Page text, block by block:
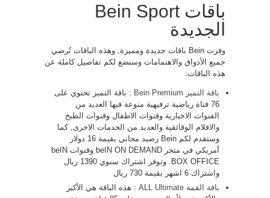
باقات Bein Sport
الجديدة
وفرت Bein باقات جديدة ومميزة, وهذه الباقات تُرضي
جميع الأذواق والاهتمامات وسنضع لكم تفاصيل كاملة عن
هذه الباقات:
باقة التميز Bein Premium
: باقة التميز تحتوي على
76 قناة رياضية ترفيهية منوعة فيها العديد من
القنوات الاخبارية وقنوات الاطفال وقنوات الطبخ
والافلام الوقائقية والعديد من الخدمات الاخرى, كما
وستقدم لكم Bein رصيد مجاني بقيمة 16 دولار
أمريكي في متجر beIN ON DEMAND وقنوات beIN
BOX OFFICE. وتوفر اشتراك سنوي 1390 ريال
واشتراك 6 اشهر بقيمة 730 ريال
باقة القمة ALL Ultimate
: هذه الباقة هي الأكبر